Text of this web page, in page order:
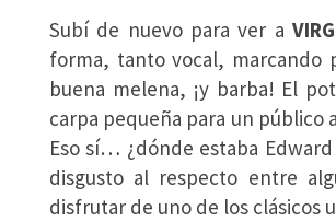
Subí de nuevo para ver a
forma, tanto vocal, marcando
buena melena, ¡y barba! El
carpa pequeña para un
Eso sí… ¿dónde estaba
disgusto al respecto entre
disfrutar de uno de los clásicos